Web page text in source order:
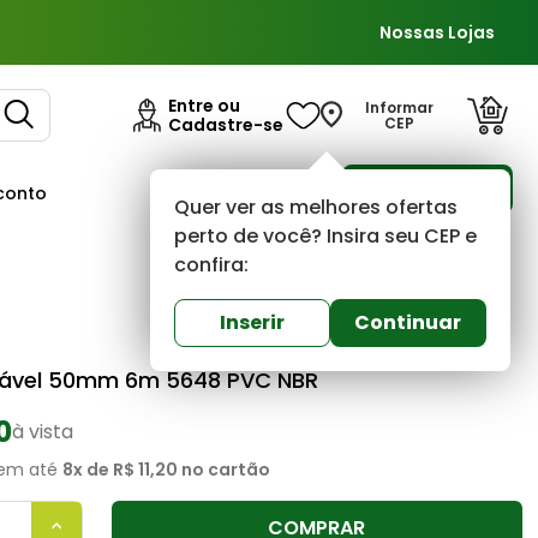
Nossas Lojas
Entre ou
Cadastre-se
Informar
CEP
Quer ver as melhores ofertas
perto de você? Insira seu CEP e
confira:
Inserir Continuar
Fortlev 0 (0)
50mm 6m 5648 PVC NBR
à vista
até 8x de R$ 11,20 no cartão
COMPRAR